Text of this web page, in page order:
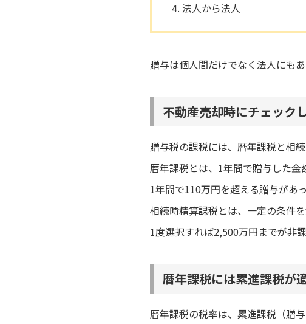
法人から法人
贈与は個人間だけでなく法人にも
不動産売却時にチェック
贈与税の課税には、暦年課税と相
暦年課税とは、1年間で贈与した金
1年間で110万円を超える贈与があ
相続時精算課税とは、一定の条件
1度選択すれば2,500万円までが非
暦年課税には累進課税が
暦年課税の税率は、累進課税（贈